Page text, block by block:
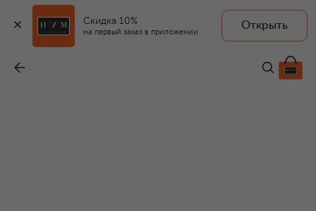
Скидка 10%
на первый заказ в приложении
Открыть
65 200 ₽